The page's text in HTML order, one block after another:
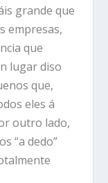
grande que
empresas,
que
lugar diso
que,
eles á
outro lado,
“a dedo”